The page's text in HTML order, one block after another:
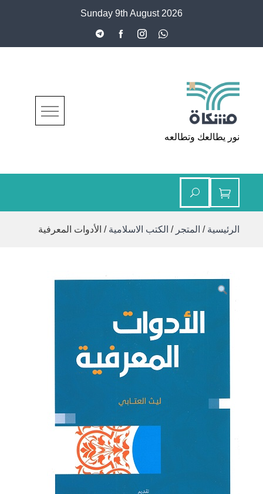
Sunday 9th August 2026
مشكاة
نور يطالعك وتطالعه
الرئيسية / المتجر / الكتب الاسلامية / الأدوات المعرفية